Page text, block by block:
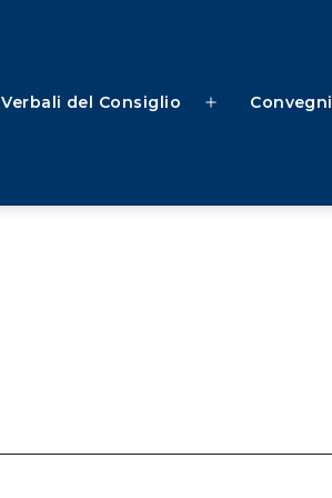
Verbali del Consiglio Convegni